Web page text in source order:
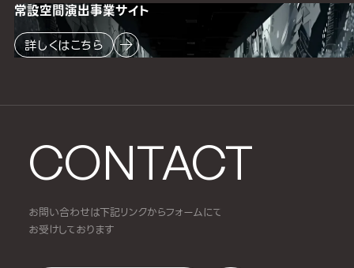
CONTACT
お問い合わせは下記リンクからフォームにて
お受けしております
常設空間演出事業サイト
詳しくはこちら